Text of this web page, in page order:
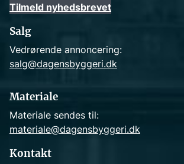
Tilmeld nyhedsbrevet
Salg
Vedrørende annoncering:
salg@dagensbyggeri.dk
Materiale
Materiale sendes til:
materiale@dagensbyggeri.dk
Kontakt